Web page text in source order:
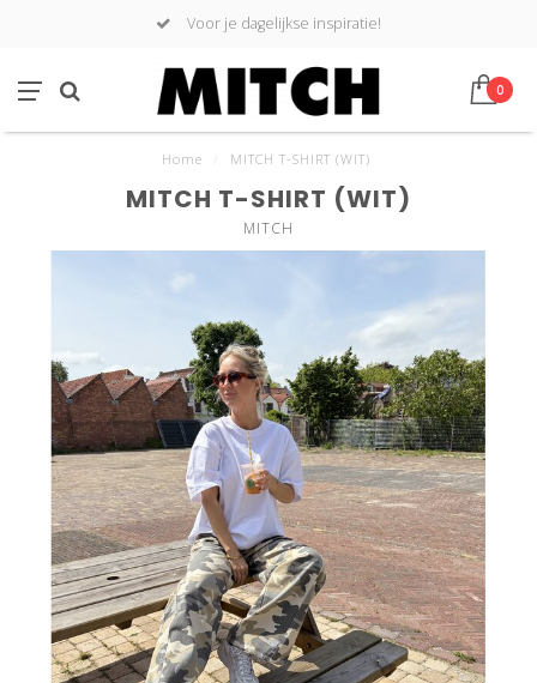
Voor je dagelijkse inspiratie!
0
Home MITCH T-SHIRT (WIT)
MITCH T-SHIRT (WIT)
MITCH